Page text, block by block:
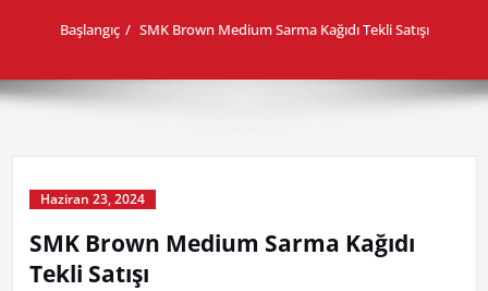
Başlangıç SMK Brown Medium Sarma Kağıdı Tekli Satışı
Haziran 23, 2024
SMK Brown Medium Sarma Kağıdı
Tekli Satışı